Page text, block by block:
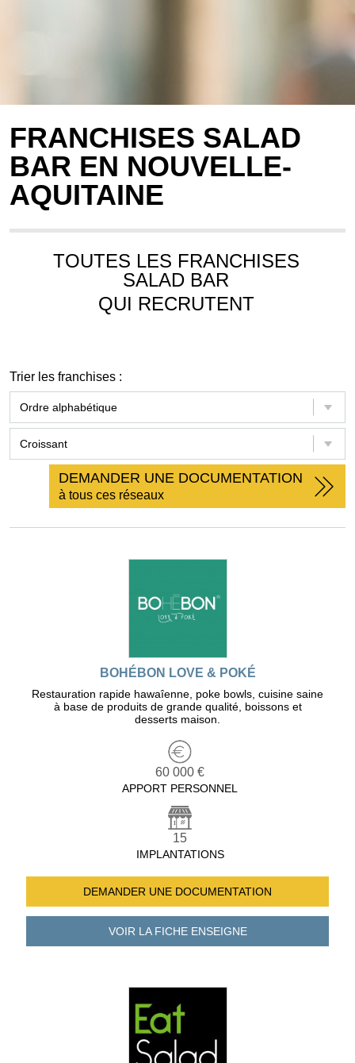
FRANCHISES SALAD
BAR EN NOUVELLE-
AQUITAINE
TOUTES LES FRANCHISES
SALAD BAR
QUI RECRUTENT
Trier les franchises :
DEMANDER UNE DOCUMENTATION
à tous ces réseaux
BOHÉBON LOVE & POKÉ
Restauration rapide hawaîenne, poke bowls, cuisine saine
à base de produits de grande qualité, boissons et
desserts maison.
60 000 €
APPORT PERSONNEL
15
IMPLANTATIONS
DEMANDER UNE DOCUMENTATION
VOIR LA FICHEENSEIGNE